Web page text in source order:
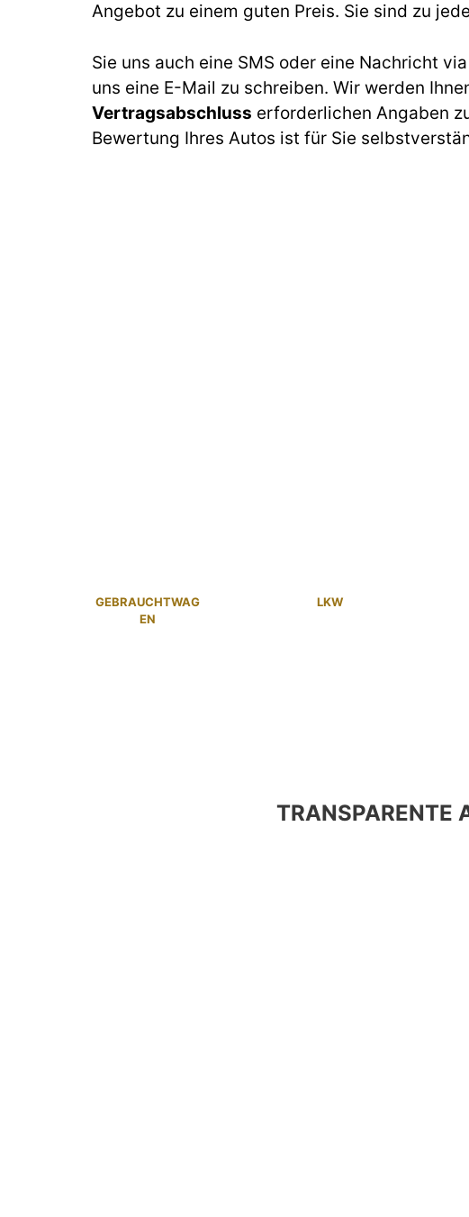
Angebot zu einem guten Preis. Sie sind zu
Sie uns auch eine SMS oder eine Nachricht via
uns eine E-Mail zu schreiben. Wir werden
Vertragsabschluss erforderlichen Angaben
Bewertung Ihres Autos ist für Sie
GEBRAUCHTWAG
EN
LKW
TRANSPARENTE